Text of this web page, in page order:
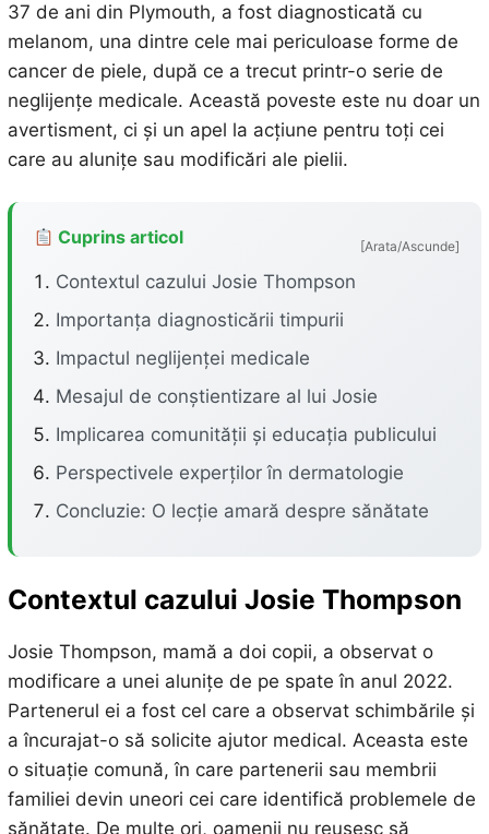
37 de ani din Plymouth, a fost diagnosticată cu
melanom, una dintre cele mai periculoase forme de
cancer de piele, după ce a trecut printr-o serie de
neglijențe medicale. Această poveste este nu doar un
avertisment, ci și un apel la acțiune pentru toți cei
care au alunițe sau modificări ale pielii.
Cuprins articol [Arata/Ascunde]
Contextul cazului Josie Thompson
Importanța diagnosticării timpurii
Impactul neglijenței medicale
Mesajul de conștientizare al lui Josie
Implicarea comunității și educația publicului
Perspectivele experților în dermatologie
Concluzie: O lecție amară despre sănătate
Contextul cazului Josie Thompson
Josie Thompson, mamă a doi copii, a observat o
modificare a unei alunițe de pe spate în anul 2022.
Partenerul ei a fost cel care a observat schimbările și
a încurajat-o să solicite ajutor medical. Aceasta este
o situație comună, în care partenerii sau membrii
familiei devin uneori cei care identifică problemele de
sănătate. De multe ori, oamenii nu reușesc să